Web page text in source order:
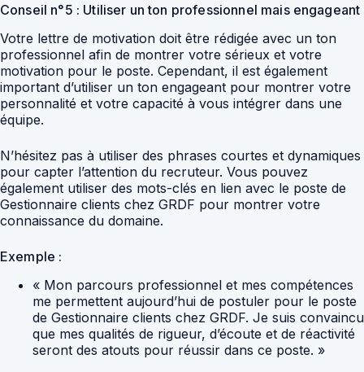
Conseil n°5 : Utiliser un ton professionnel mais engageant
Votre lettre de motivation doit être rédigée avec un ton
professionnel afin de montrer votre sérieux et votre
motivation pour le poste. Cependant, il est également
important d’utiliser un ton engageant pour montrer votre
personnalité et votre capacité à vous intégrer dans une
équipe.
N’hésitez pas à utiliser des phrases courtes et dynamiques
pour capter l’attention du recruteur. Vous pouvez
également utiliser des mots-clés en lien avec le poste de
Gestionnaire clients chez GRDF pour montrer votre
connaissance du domaine.
Exemple :
« Mon parcours professionnel et mes compétences
me permettent aujourd’hui de postuler pour le poste
de Gestionnaire clients chez GRDF. Je suis convaincu
que mes qualités de rigueur, d’écoute et de réactivité
seront des atouts pour réussir dans ce poste. »